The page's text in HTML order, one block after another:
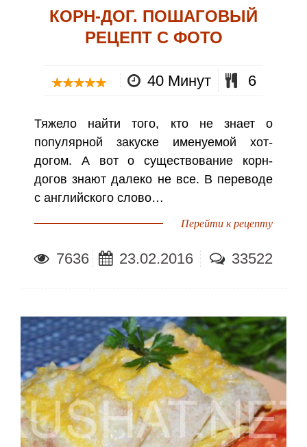
КОРН-ДОГ. ПОШАГОВЫЙ
РЕЦЕПТ С ФОТО
40 Минут 6
Тяжело найти того, кто не знает о
популярной закуске именуемой хот-
догом. А вот о существование корн-
догов знают далеко не все. В переводе
с английского слово…
Перейти к рецепту
7636 23.02.2016 33522